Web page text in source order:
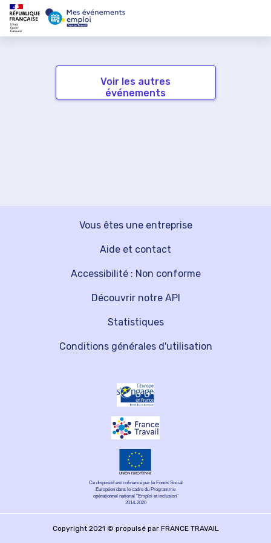
Voir les autres
événements
Vous êtes une entreprise
Découvrir notre API
Aide et contact
Statistiques
Accessibilité : Non conforme
Conditions générales d'utilisation
Ce dispositif est cofinancé par le Fonds Social
Européen dans le cadre du Programme
opérationnel national "Emploi et inclusion"
2014-2020
Copyright 2021 © propulsé par FRANCE TRAVAIL